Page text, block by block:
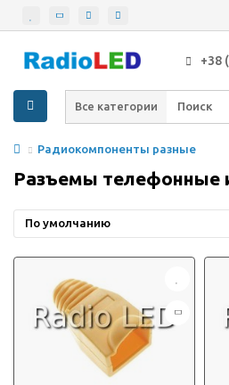
+38
Все категории
Радиокомпоненты разные
Разъемы телефонные